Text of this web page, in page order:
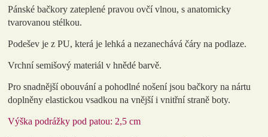
Pánské bačkory zateplené pravou ovčí vlnou, s anatomicky
tvarovanou stélkou.
Podešev je z PU, která je lehká a nezanechává čáry na podlaze.
Vrchní semišový materiál v hnědé barvě.
Pro snadnější obouvání a pohodlné nošení jsou bačkory na nártu
doplněny elastickou vsadkou na vnější i vnitřní straně boty.
Výška podrážky pod patou: 2,5 cm